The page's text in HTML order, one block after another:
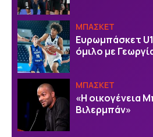
ΜΠΑΣΚΕΤ
Ευρωμπάσκετ
όμιλο με
ΜΠΑΣΚΕΤ
«Η οικογένεια
Βιλερμπάν»